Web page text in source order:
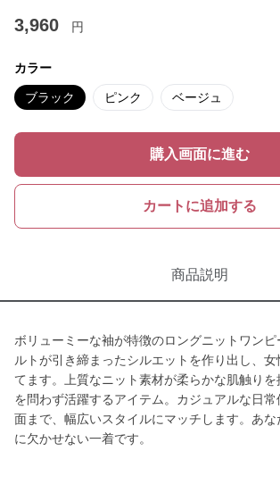
3,960 円
カラー
ブラック ピンク ベージュ
購入画面に進む
カートに追加する
商品説明
ボリューミーな袖が特徴のロングニットワン
ルトが引き締まったシルエットを作り出し、
てます。上質なニット素材が柔らかな肌触り
を問わず活躍するアイテム。カジュアルな日
面まで、幅広いスタイルにマッチします。あ
に欠かせない一着です。